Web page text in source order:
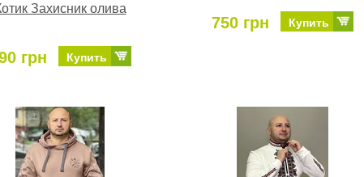
Захисник олива
грн Купить
750 грн Купить